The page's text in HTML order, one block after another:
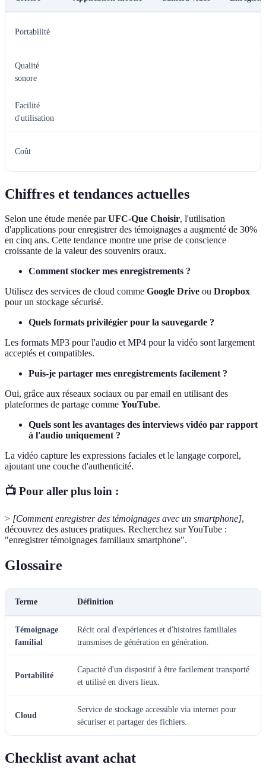
Portabilité
Qualité
sonore
Facilité
d'utilisation
Coût
Chiffres et tendances actuelles
Selon une étude menée parUFC-Que Choisir, l'utilisation
d'applications pour enregistrer des témoignages a augmenté de 30%
en cinq ans. Cette tendance montre une prise de conscience
croissante de la valeur des souvenirs oraux.
Comment stocker mes enregistrements ?
Utilisez des services de cloud comme Google Drive ou Dropbox
pour un stockage sécurisé.
Quels formats privilégier pour la sauvegarde ?
Les formats MP3 pour l'audio et MP4 pour la vidéo sont largement
acceptés et compatibles.
Puis-je partager mes enregistrements facilement ?
Oui, grâce aux réseaux sociaux ou par email en utilisant des
plateformes de partage comme YouTube.
Quels sont les avantages des interviews vidéo par rapport
à l'audio uniquement ?
La vidéo capture les expressions faciales et le langage corporel,
ajoutant une couche d'authenticité.
📺 Pour aller plus loin :
> [Comment enregistrer des témoignages avec un smartphone],
découvrez des astuces pratiques. Recherchez sur YouTube :
"enregistrer témoignages familiaux smartphone".
Glossaire
Terme Définition
Témoignage
familial
Récit oral d'expériences et d'histoires familiales
transmises de génération en génération.
Portabilité
Capacité d'un dispositif à être facilement transporté
et utilisé en divers lieux.
Cloud
Service de stockage accessible via internet pour
sécuriser et partager des fichiers.
Checklist avant achat